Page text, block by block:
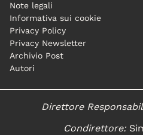
Note legali
Informativa sui cookie
Privacy Policy
Privacy Newsletter
Archivio Post
Autori
Direttore
Condirettore: